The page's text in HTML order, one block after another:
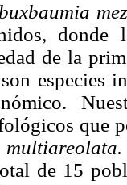
donde
de la
especies
que
de 15